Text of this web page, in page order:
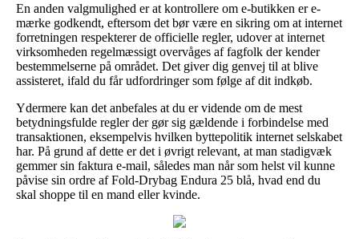
En anden valgmulighed er at kontrollere om e-butikken er e-
mærke godkendt, eftersom det bør være en sikring om at internet
forretningen respekterer de officielle regler, udover at internet
virksomheden regelmæssigt overvåges af fagfolk der kender
bestemmelserne på området. Det giver dig genvej til at blive
assisteret, ifald du får udfordringer som følge af dit indkøb.
Ydermere kan det anbefales at du er vidende om de mest
betydningsfulde regler der gør sig gældende i forbindelse med
transaktionen, eksempelvis hvilken byttepolitik internet selskabet
har. På grund af dette er det i øvrigt relevant, at man stadigvæk
gemmer sin faktura e-mail, således man når som helst vil kunne
påvise sin ordre af Fold-Drybag Endura 25 blå, hvad end du
skal shoppe til en mand eller kvinde.